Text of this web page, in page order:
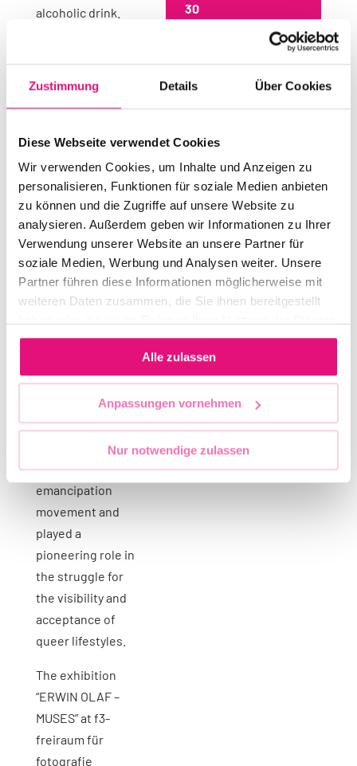
Zustimmung Details Über Cookies
Diese Webseite verwendet Cookies
Wir verwenden Cookies, um Inhalte und Anzeigen zu
personalisieren, Funktionen für soziale Medien anbieten
zu können und die Zugriffe auf unsere Website zu
analysieren. Außerdem geben wir Informationen zu Ihrer
Verwendung unserer Website an unsere Partner für
soziale Medien, Werbung und Analysen weiter. Unsere
Partner führen diese Informationen möglicherweise mit
weiteren Daten zusammen, die Sie ihnen bereitgestellt
gesammelt haben.
Alle zulassen
Anpassungen vornehmen
Nur notwendige zulassen
alcoholic drink.
2023) is one of the
most important
Dutch
exceptional artist
whose
photographic
work not only
shines
aesthetically, but
also consistently
provokes, moves
His early works in
the 1980s focused
on the gay
emancipation
movement and
played a
pioneering role in
the struggle for
the visibility and
acceptance of
queer lifestyles.
The exhibition
“ERWIN OLAF –
MUSES” at f3-
freiraum für
fotografie
30
freiraum für
EINTRITT
18,00 €
WEBSITE
Zur Website